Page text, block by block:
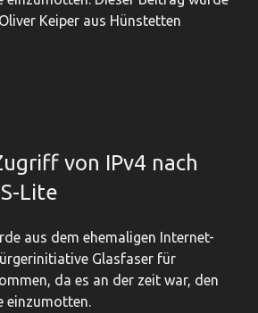
Keiper aus Hünstetten
von IPv4 nach
Lite
aus dem ehemaligen Internet-
Glasfaser für
da es an der zeit war, den
einzumotten.